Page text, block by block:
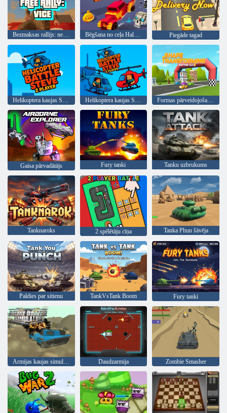
Bezmaksas rallijs: netikums Bēgšana no ceļa Halovīni Piegāde tagad
Helikoptera kaujas Stīva 2 spēlētājs Helikoptera kaujas Stīva 2 spēlētājs Formas pārveidojošais mainīgais skrējiens
Gaisa pārvadātājs Fury tanki Tanku uzbrukums
Tanknaroks 2 spēlētāju cīņa Tanka Phun šāvēja
Paldies par sitienu TankVsTank Boom Fury tanki
Armijas kaujas simulators Daudzarmija Zombie Smasher